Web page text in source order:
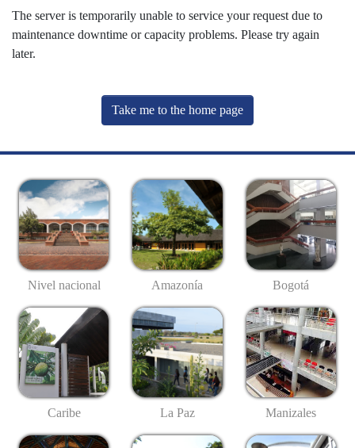
The server is temporarily unable to service your request due to
maintenance downtime or capacity problems. Please try again
later.
Take me to the home page
Nivel nacional Amazonía Bogotá
Caribe La Paz Manizales